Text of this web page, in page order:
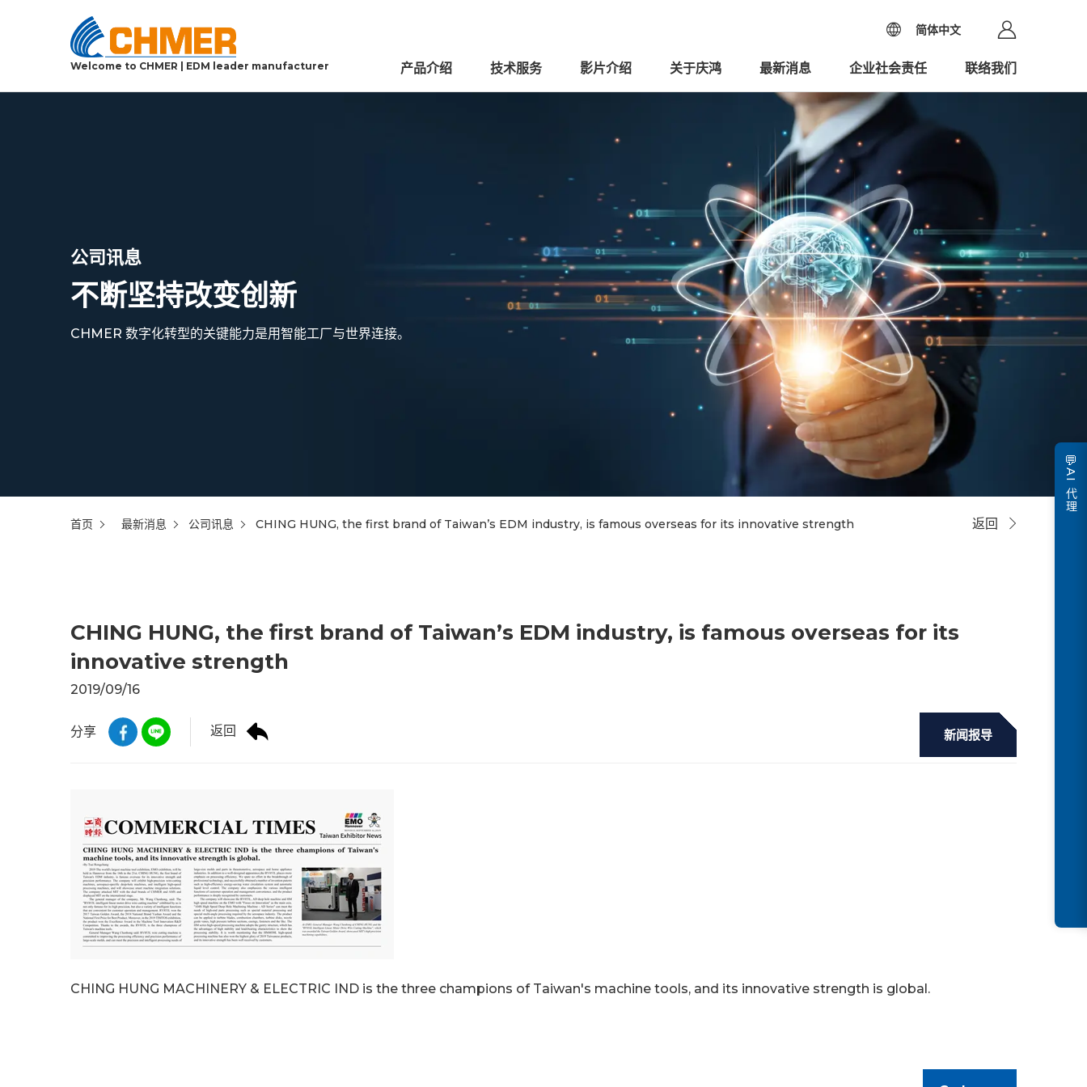
Welcome to CHMER | EDM leader manufacturer
简体中文
产品介绍 技术服务 影片介绍 关于庆鸿 最新消息 企业社会责任 联络我们
公司讯息
不断坚持改变创新
CHMER 数字化转型的关键能力是用智能工厂与世界连接。
首页 最新消息 公司讯息 CHING HUNG, the first brand of Taiwan’s EDM industry, is famous overseas for its innovative strength 返回
CHING HUNG, the first brand of Taiwan’s EDM industry, is famous overseas for its
innovative strength
2019/09/16
分享 返回 新闻报导
CHING HUNG MACHINERY & ELECTRIC IND is the three champions of Taiwan's machine tools, and its innovative strength is global.
💬
AI 代理